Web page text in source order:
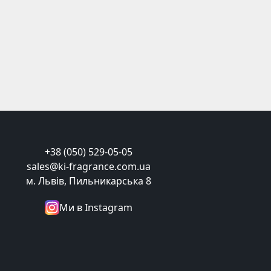
+38 (050) 529-05-05
sales@ki-fragrance.com.ua
м. Львів, Пильникарська 8
Ми в Instagram